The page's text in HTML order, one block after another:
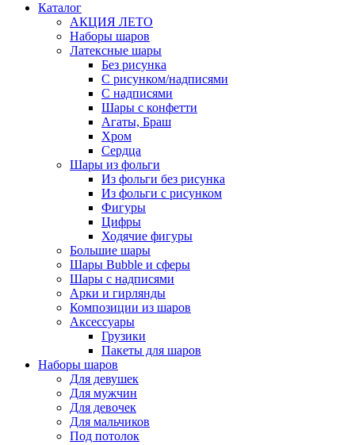
Каталог
АКЦИЯ ЛЕТО
Наборы шаров
Латексные шары
Без рисунка
С рисунком/надписями
С надписями
Шары с конфетти
Агаты, Браш
Хром
Сердца
Шары из фольги
Из фольги без рисунка
Из фольги с рисунком
Фигуры
Цифры
Ходячие фигуры
Большие шары
Шары Bubble и сферы
Шары с надписями
Арки и гирлянды
Композиции из шаров
Аксессуары
Грузики
Пакеты для шаров
Наборы шаров
Для девушек
Для мужчин
Для девочек
Для мальчиков
Под потолок